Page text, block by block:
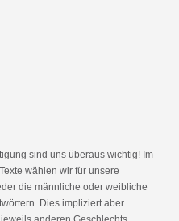
sind uns überaus wichtig! Im
wählen wir für unsere
die männliche oder weibliche
Dies impliziert aber